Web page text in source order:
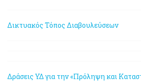
Δικτυακός Τόπος Διαβουλεύσεων
Δράσεις ΥΔ για την «Πρόληψη και